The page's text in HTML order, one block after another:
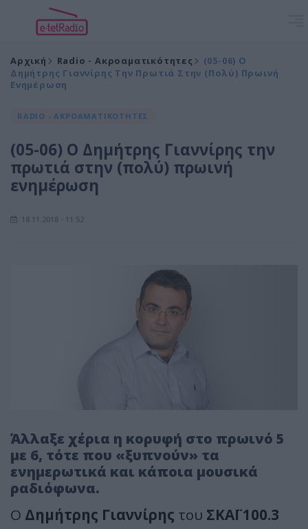
Αρχική Radio - Ακροαματικότητες
(05-06) Ο
Δημήτρης Γιαννίρης Την Πρωτιά Στην (πολύ) Πρωινή
Ενημέρωση
RADIO - ΑΚΡΟΑΜΑΤΙΚΟΤΗΤΕΣ
(05-06) Ο Δημήτρης Γιαννίρης την
πρωτιά στην (πολύ) πρωινή
ενημέρωση
18.11.2018 - 11:52
Άλλαξε χέρια η κορυφή στο πρωινό 5
με 6, τότε που «ξυπνούν» τα
ενημερωτικά και κάποια μουσικά
ραδιόφωνα.
Ο Δημήτρης Γιαννίρης του ΣΚΑΪ 100.3